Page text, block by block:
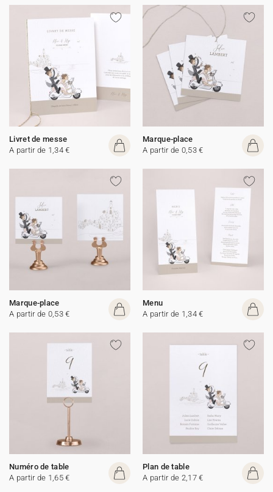
Livret de messe
A partir de 1,34 €
Marque-place
A partir de 0,53 €
Marque-place
A partir de 0,53 €
Menu
A partir de 1,34 €
Numéro de table
A partir de 1,65 €
Plan de table
A partir de 2,17 €